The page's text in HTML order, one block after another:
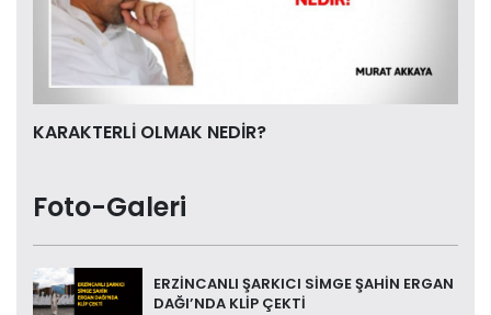
KARAKTERLİ OLMAK NEDİR?
Foto-Galeri
ERZİNCANLI ŞARKICI SİMGE ŞAHİN ERGAN
DAĞI’NDA KLİP ÇEKTİ